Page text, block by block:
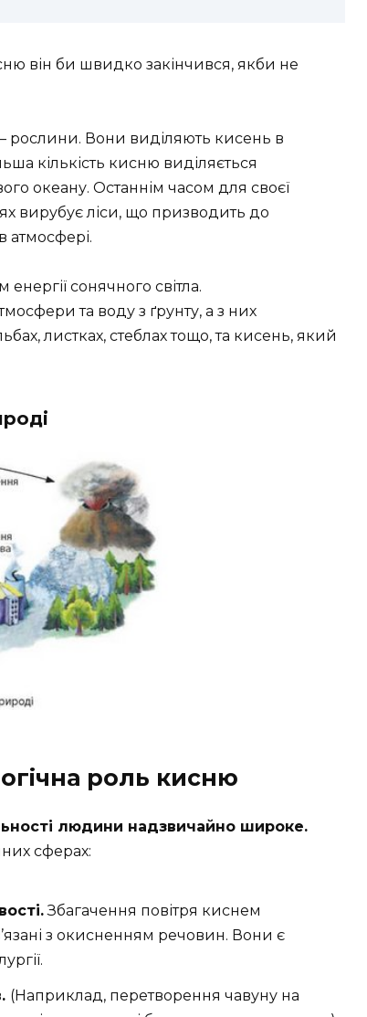
він би швидко закінчився, якби не
рослини. Вони виділяють кисень в
кількість кисню виділяється
океану. Останнім часом для своєї
вирубує ліси, що призводить до
атмосфері.
сонячного світла.
та воду з ґрунту, а з них
листках, стеблах тощо, та кисень, який
роль кисню
людини надзвичайно широке.
сферах:
Збагачення повітря киснем
з окисненням речовин. Вони є
(Наприклад, перетворення чавуну на